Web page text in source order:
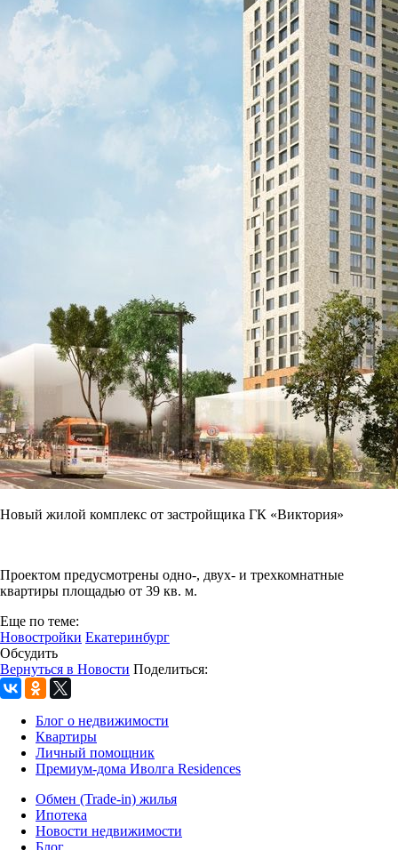
Новый жилой комплекс от застройщика ГК «Виктория»
Проектом предусмотрены одно-, двух- и трехкомнатные
квартиры площадью от 39 кв. м.
Еще по теме:
Новостройки Екатеринбург
Обсудить
Вернуться в Новости Поделиться:
Блог о недвижимости
Квартиры
Личный помощник
Премиум-дома Иволга Residences
Обмен (Trade-in) жилья
Ипотека
Новости недвижимости
Блог